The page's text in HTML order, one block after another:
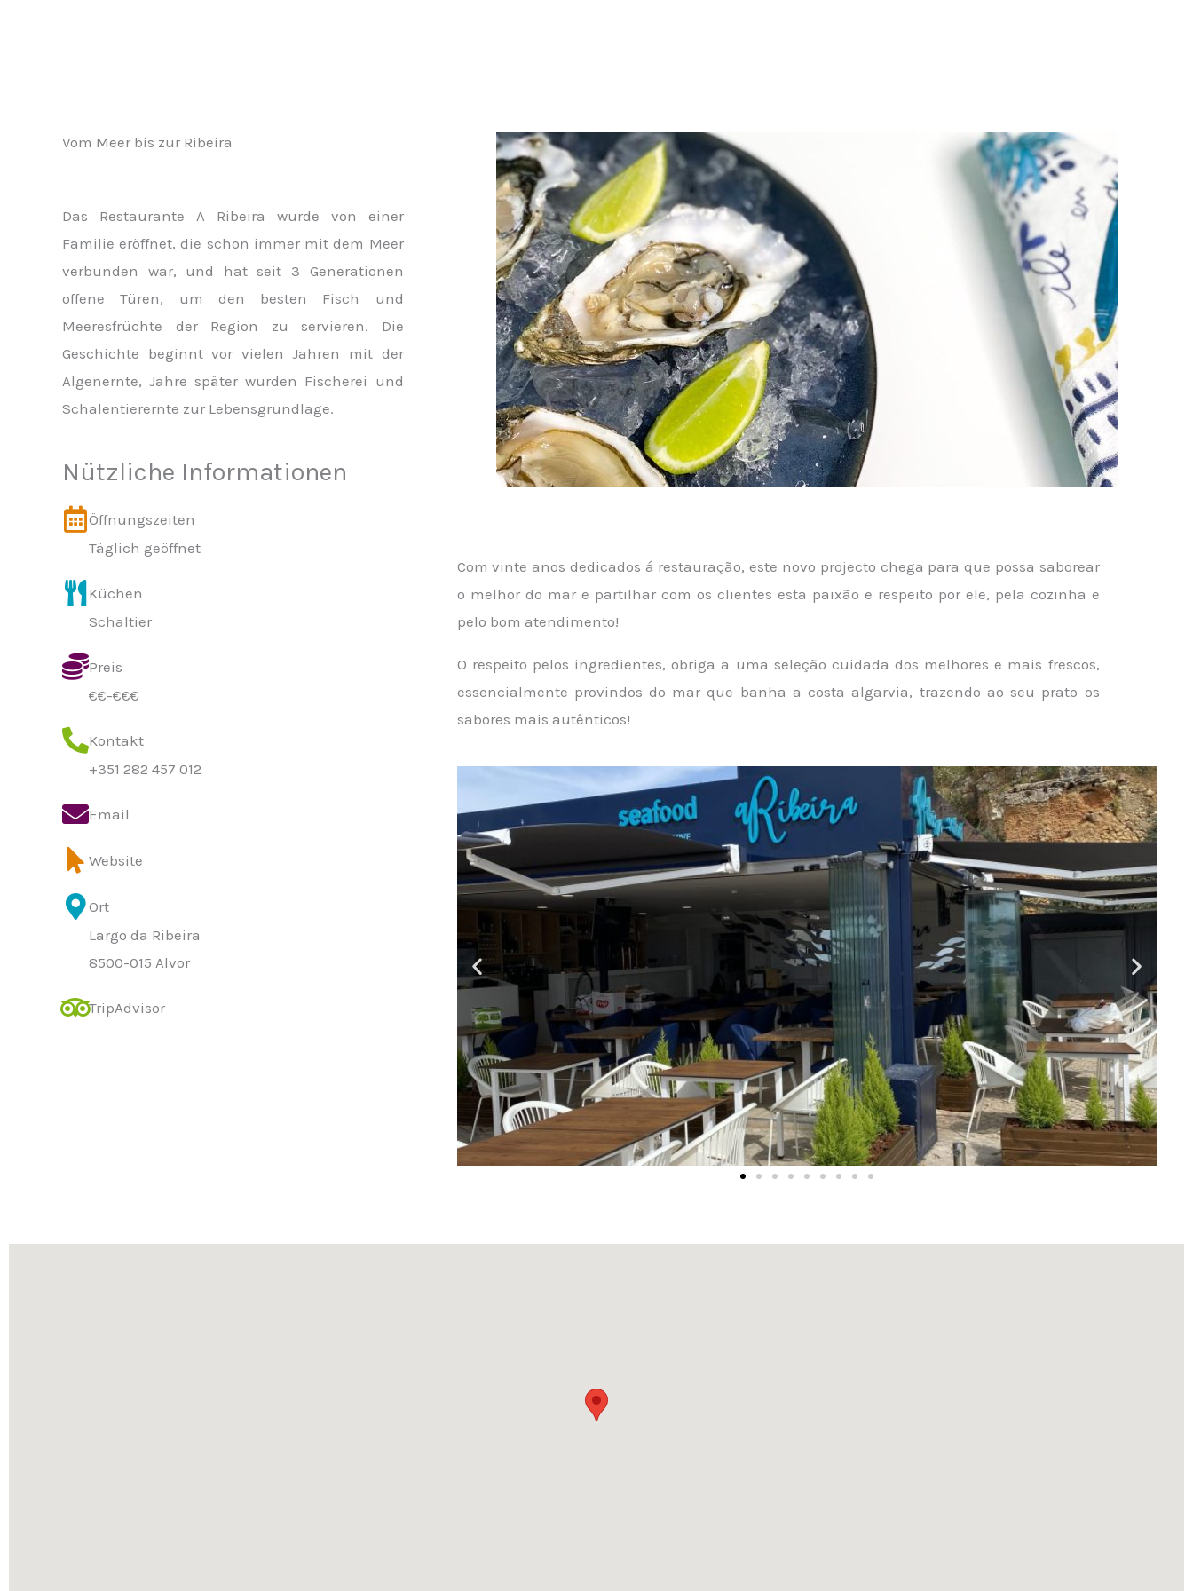
Vom Meer bis zur Ribeira
Das Restaurante A Ribeira wurde von einer
Familie eröffnet, die schon immer mit dem Meer
verbunden war, und hat seit 3 ​​Generationen
offene Türen, um den besten Fisch und
Meeresfrüchte der Region zu servieren. Die
Geschichte beginnt vor vielen Jahren mit der
Algenernte, Jahre später wurden Fischerei und
Schalentierernte zur Lebensgrundlage.
Nützliche Informationen
Öffnungszeiten
Täglich geöffnet
Küchen
Schaltier
Preis
€€-€€€
Kontakt
+351 282 457 012
Email
Website
Ort
Largo da Ribeira
8500-015 Alvor
TripAdvisor
Com vinte anos dedicados á restauração, este novo projecto chega para que possa saborear
o melhor do mar e partilhar com os clientes esta paixão e respeito por ele, pela cozinha e
pelo bom atendimento!
O respeito pelos ingredientes, obriga a uma seleção cuidada dos melhores e mais frescos,
essencialmente provindos do mar que banha a costa algarvia, trazendo ao seu prato os
sabores mais autênticos!